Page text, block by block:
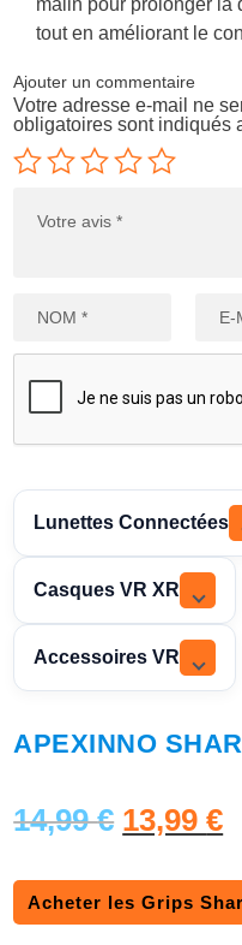
malin pour prolonger la
tout en améliorant le
Ajouter un commentaire
Votre adresse e-mail ne
obligatoires sont indiqués
Lunettes Connectées
Casques VR XR
Accessoires VR
APEXINNO
14,99€ L
p
13,99€L
p
Acheter les Grips